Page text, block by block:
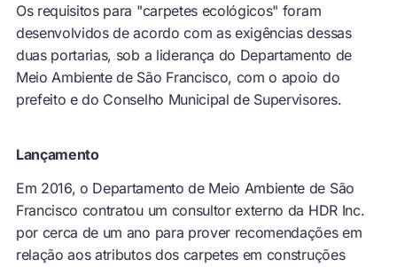
Os requisitos para "carpetes ecológicos" foram
desenvolvidos de acordo com as exigências dessas
duas portarias, sob a liderança do Departamento de
Meio Ambiente de São Francisco, com o apoio do
prefeito e do Conselho Municipal de Supervisores.
Lançamento
Em 2016, o Departamento de Meio Ambiente de São
Francisco contratou um consultor externo da HDR Inc.
por cerca de um ano para prover recomendações em
relação aos atributos dos carpetes em construções